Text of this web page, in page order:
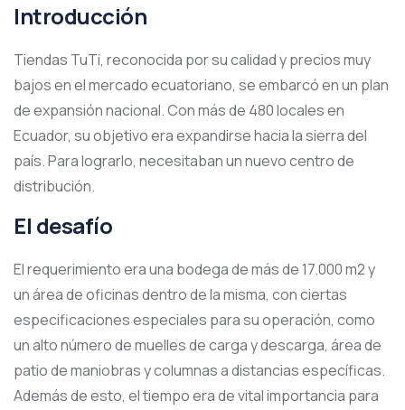
Introducción
Tiendas TuTi, reconocida por su calidad y precios muy
bajos en el mercado ecuatoriano, se embarcó en un plan
de expansión nacional. Con más de 480 locales en
Ecuador, su objetivo era expandirse hacia la sierra del
país. Para lograrlo, necesitaban un nuevo centro de
distribución.
El desafío
El requerimiento era una bodega de más de 17.000 m2 y
un área de oficinas dentro de la misma, con ciertas
especificaciones especiales para su operación, como
un alto número de muelles de carga y descarga, área de
patio de maniobras y columnas a distancias específicas.
Además de esto, el tiempo era de vital importancia para